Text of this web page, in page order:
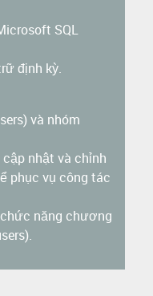
SQL
định kỳ.
và nhóm
nhật và chỉnh
phục vụ công tác
năng chương